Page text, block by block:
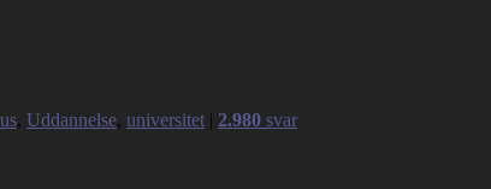
, Uddannelse, universitet | 2.980 svar